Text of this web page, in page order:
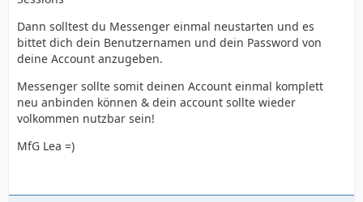
Dann solltest du Messenger einmal neustarten und es
bittet dich dein Benutzernamen und dein Password von
deine Account anzugeben.
Messenger sollte somit deinen Account einmal komplett
neu anbinden können & dein account sollte wieder
volkommen nutzbar sein!
MfG Lea =)